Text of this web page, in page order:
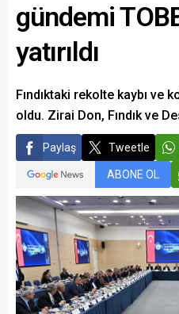
gündemi
yatırıldı
Fındıktaki rekolte kaybı ve
oldu. Zirai Don, Fındık ve
Paylaş Tweetle
ABONE OL